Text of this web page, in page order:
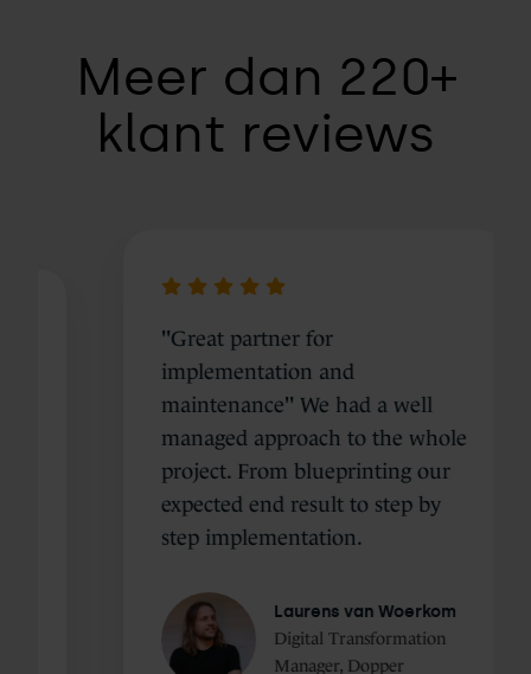
Meer dan 220+
klant reviews
"Great partner for
implementation and
maintenance" We had a well
managed approach to the whole
project. From blueprinting our
expected end result to step by
step implementation.
Laurens van Woerkom
Digital Transformation
Manager, Dopper